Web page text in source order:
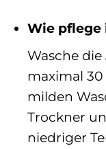
Wie pflege
Wasche
maximal
milden
Trockner
niedriger